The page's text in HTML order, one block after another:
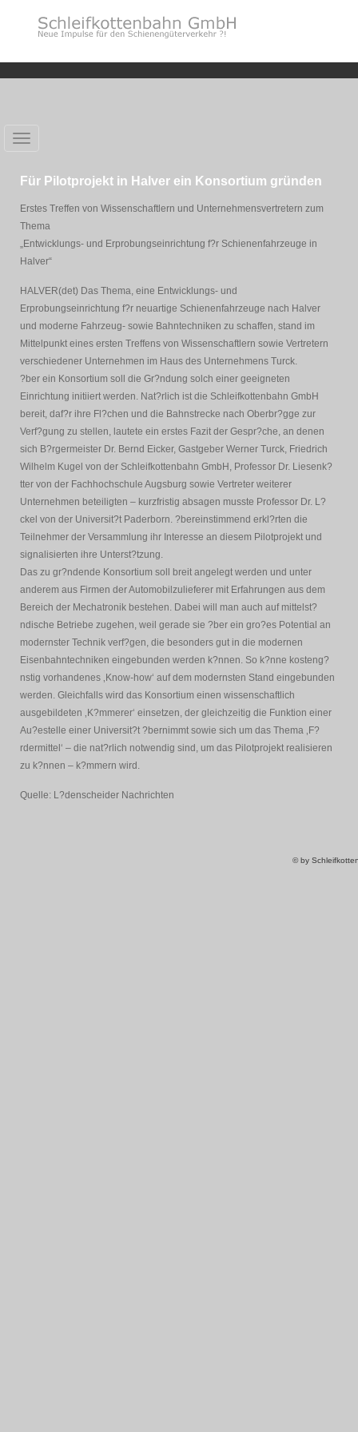
Toggle
Für Pilotprojekt in Halver ein Konsortium gründen
Erstes Treffen von Wissenschaftlern und Unternehmensvertretern zum
Thema
„Entwicklungs- und Erprobungseinrichtung f?r Schienenfahrzeuge in
Halver“
HALVER(det) Das Thema, eine Entwicklungs- und
Erprobungseinrichtung f?r neuartige Schienenfahrzeuge nach Halver
und moderne Fahrzeug- sowie Bahntechniken zu schaffen, stand im
Mittelpunkt eines ersten Treffens von Wissenschaftlern sowie Vertretern
verschiedener Unternehmen im Haus des Unternehmens Turck.
?ber ein Konsortium soll die Gr?ndung solch einer geeigneten
Einrichtung initiiert werden. Nat?rlich ist die Schleifkottenbahn GmbH
bereit, daf?r ihre Fl?chen und die Bahnstrecke nach Oberbr?gge zur
Verf?gung zu stellen, lautete ein erstes Fazit der Gespr?che, an denen
sich B?rgermeister Dr. Bernd Eicker, Gastgeber Werner Turck, Friedrich
Wilhelm Kugel von der Schleifkottenbahn GmbH, Professor Dr. Liesenk?
tter von der Fachhochschule Augsburg sowie Vertreter weiterer
Unternehmen beteiligten – kurzfristig absagen musste Professor Dr. L?
ckel von der Universit?t Paderborn. ?bereinstimmend erkl?rten die
Teilnehmer der Versammlung ihr Interesse an diesem Pilotprojekt und
signalisierten ihre Unterst?tzung.
Das zu gr?ndende Konsortium soll breit angelegt werden und unter
anderem aus Firmen der Automobilzulieferer mit Erfahrungen aus dem
Bereich der Mechatronik bestehen. Dabei will man auch auf mittelst?
ndische Betriebe zugehen, weil gerade sie ?ber ein gro?es Potential an
modernster Technik verf?gen, die besonders gut in die modernen
Eisenbahntechniken eingebunden werden k?nnen. So k?nne kosteng?
nstig vorhandenes ‚Know-how‘ auf dem modernsten Stand eingebunden
werden. Gleichfalls wird das Konsortium einen wissenschaftlich
ausgebildeten ‚K?mmerer‘ einsetzen, der gleichzeitig die Funktion einer
Au?estelle einer Universit?t ?bernimmt sowie sich um das Thema ‚F?
rdermittel‘ – die nat?rlich notwendig sind, um das Pilotprojekt realisieren
zu k?nnen – k?mmern wird.
Quelle: L?denscheider Nachrichten
© by